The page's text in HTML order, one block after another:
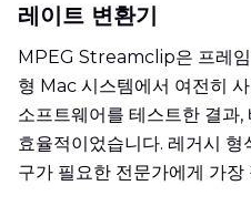
레이트 변환기
MPEG Streamclip은 프레임
형 Mac 시스템에서 여전히
소프트웨어를 테스트한 결과
효율적이었습니다. 레거시
구가 필요한 전문가에게 가장